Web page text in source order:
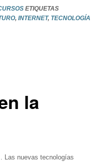
ETIQUETAS
, INTERNET, TECNOLOGÍA
la
Las nuevas tecnologías